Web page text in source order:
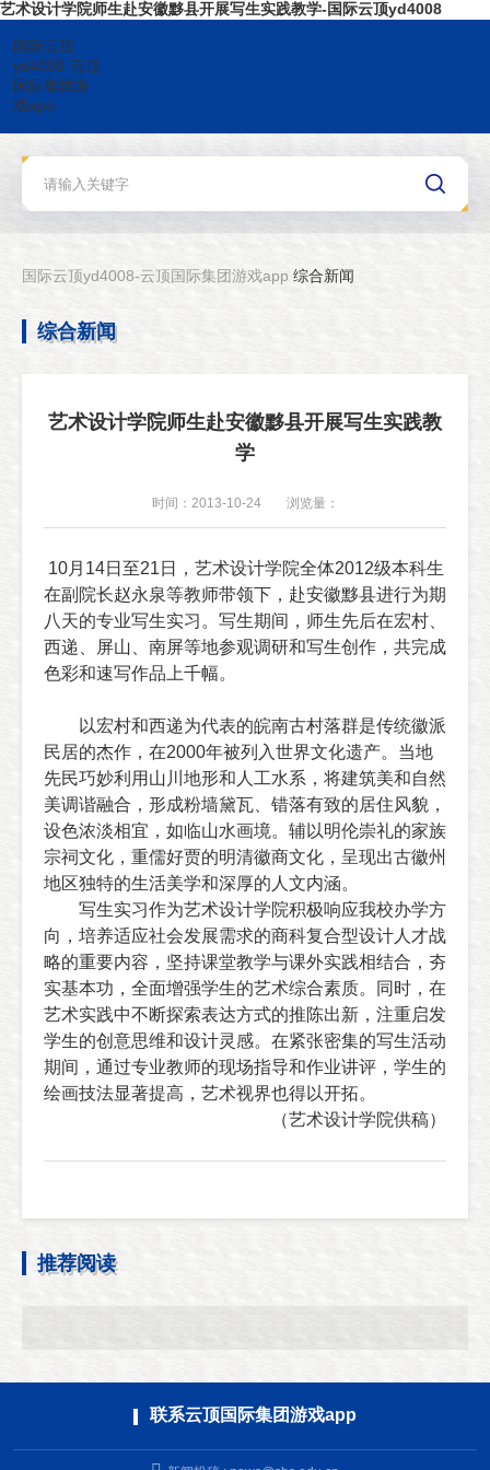
艺术设计学院师生赴安徽黟县开展写生实践教学-国际云顶yd4008
国际云顶
yd4008-云顶
国际集团游
戏app
国际云顶yd4008-云顶国际集团游戏app 综合新闻
综合新闻
艺术设计学院师生赴安徽黟县开展写生实践教
学
时间：2013-10-24 浏览量：
10月 14日 至21 日，艺术设计学院全体2012级本科生
在副院长赵永泉等教师带领下，赴安徽黟县进行为期
八天的专业写生实习。写生期间，师生先后在宏村、
西递、屏山、南屏等地参观调研和写生创作，共完成
色彩和速写作品上千幅。
以宏村和西递为代表的皖南古村落群是传统徽派
民居的杰作，在2000年被列入世界文化遗产。当地
先民巧妙利用山川地形和人工水系，将建筑美和自然
美调谐融合，形成粉墙黛瓦、错落有致的居住风貌，
设色浓淡相宜，如临山水画境。辅以明伦崇礼的家族
宗祠文化，重儒好贾的明清徽商文化，呈现出古徽州
地区独特的生活美学和深厚的人文内涵。
写生实习作为艺术设计学院积极响应我校办学方
向，培养适应社会发展需求的商科复合型设计人才战
略的重要内容，坚持课堂教学与课外实践相结合，夯
实基本功，全面增强学生的艺术综合素质。同时，在
艺术实践中不断探索表达方式的推陈出新，注重启发
学生的创意思维和设计灵感。在紧张密集的写生活动
期间，通过专业教师的现场指导和作业讲评，学生的
绘画技法显著提高，艺术视界也得以开拓。
（艺术设计学院供稿）
推荐阅读
联系云顶国际集团游戏app